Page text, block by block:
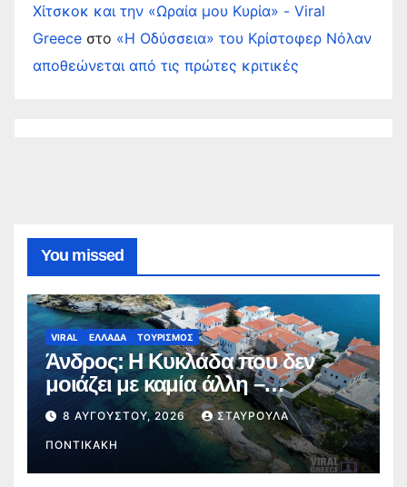
Χίτσκοκ και την «Ωραία μου Κυρία» - Viral
Greece στο «Η Οδύσσεια» του Κρίστοφερ Νόλαν
αποθεώνεται από τις πρώτες κριτικές
You missed
VIRAL ΕΛΛΑΔΑ ΤΟΥΡΙΣΜΟΣ
Άνδρος: Η Κυκλάδα που δεν
μοιάζει με καμία άλλη –
Αρχοντικά, πηγές και μαγευτικές
διαδρομές
8 ΑΥΓΟΎΣΤΟΥ, 2026 ΣΤΑΥΡΟΎΛΑ
ΠΟΝΤΙΚΆΚΗ